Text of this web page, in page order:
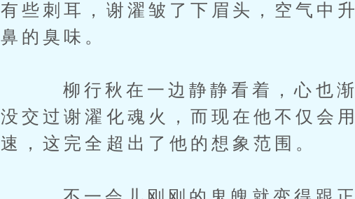
有些刺耳，谢濯皱了下眉头，空气中
鼻的臭味。
柳行秋在一边静静看着，心也渐
没交过谢濯化魂火，而现在他不仅会
速，这完全超出了他的想象范围。